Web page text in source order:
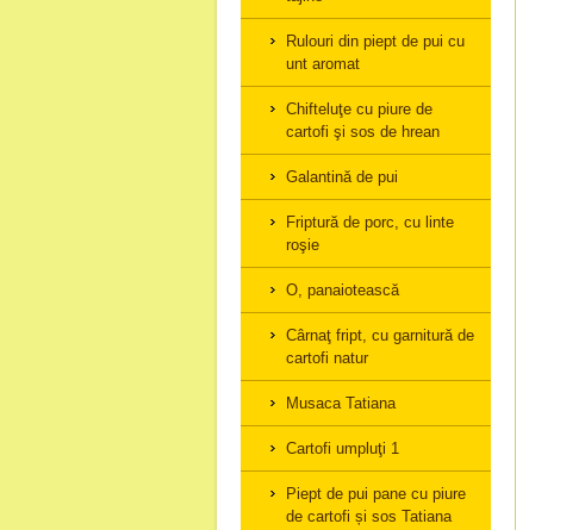
Rulouri din piept de pui cu
unt aromat
Chifteluţe cu piure de
cartofi şi sos de hrean
Galantină de pui
Friptură de porc, cu linte
roşie
O, panaiotească
Cârnaţ fript, cu garnitură de
cartofi natur
Musaca Tatiana
Cartofi umpluţi 1
Piept de pui pane cu piure
de cartofi și sos Tatiana